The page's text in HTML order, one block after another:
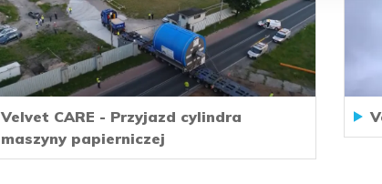
Velvet CARE - Przyjazd cylindra
maszyny papierniczej